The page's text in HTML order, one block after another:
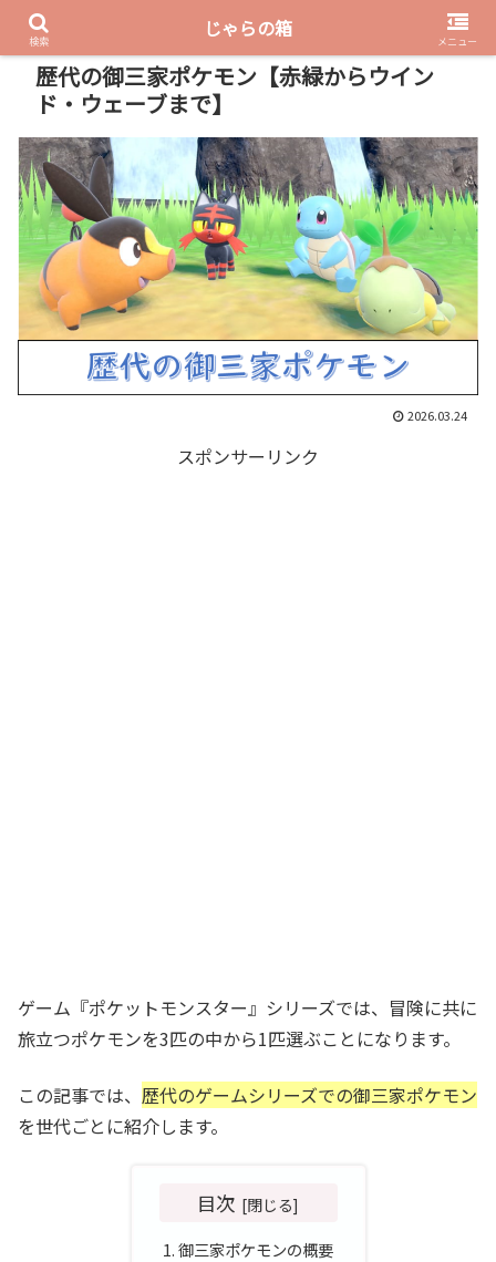
PR
歴代の御三家ポケモン【赤緑からウイン
ド・ウェーブまで】
2026.03.24
スポンサーリンク
ゲーム『ポケットモンスター』シリーズでは、冒険に共に
旅立つポケモンを3匹の中から1匹選ぶことになります。
この記事では、 歴代のゲームシリーズでの御三家ポケモン
を世代ごとに紹介します。
目次
御三家ポケモンの概要
検索
じゃらの箱
メニュー